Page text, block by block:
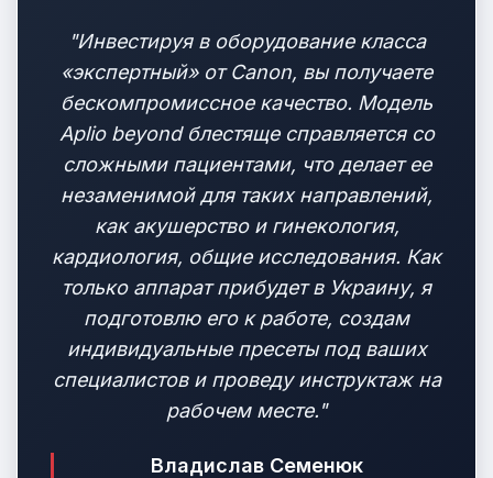
"Инвестируя в оборудование класса
«экспертный» от Canon, вы получаете
бескомпромиссное качество. Модель
Aplio beyond блестяще справляется со
сложными пациентами, что делает ее
незаменимой для таких направлений,
как акушерство и гинекология,
кардиология, общие исследования. Как
только аппарат прибудет в Украину, я
подготовлю его к работе, создам
индивидуальные пресеты под ваших
специалистов и проведу инструктаж на
рабочем месте."
Владислав Семенюк